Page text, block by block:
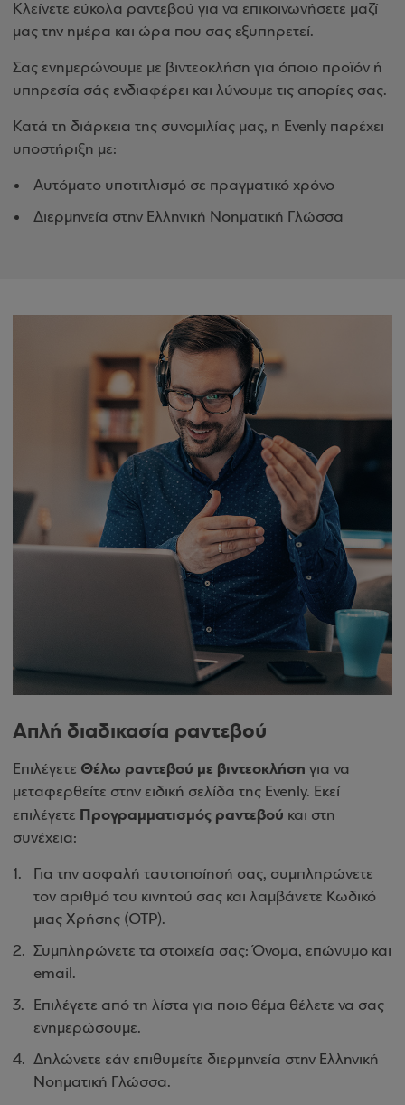
Κλείνετε εύκολα ραντεβού για να επικοινωνήσετε μαζί
μας την ημέρα και ώρα που σας εξυπηρετεί.
Σας ενημερώνουμε με βιντεοκλήση για όποιο προϊόν ή
υπηρεσία σάς ενδιαφέρει και λύνουμε τις απορίες σας.
Κατά τη διάρκεια της συνομιλίας μας, η Evenly παρέχει
υποστήριξη με:
Αυτόματο υποτιτλισμό σε πραγματικό χρόνο
Διερμηνεία στην Ελληνική Νοηματική Γλώσσα
Απλή διαδικασία ραντεβού
Επιλέγετε Θέλω ραντεβού με βιντεοκλήση για να
μεταφερθείτε στην ειδική σελίδα της Evenly. Εκεί
επιλέγετε Προγραμματισμός ραντεβού και στη
συνέχεια:
Για την ασφαλή ταυτοποίησή σας, συμπληρώνετε
τον αριθμό του κινητού σας και λαμβάνετε Κωδικό
μιας Χρήσης (OTP).
Συμπληρώνετε τα στοιχεία σας: Όνομα, επώνυμο και
email.
Επιλέγετε από τη λίστα για ποιο θέμα θέλετε να σας
ενημερώσουμε.
Δηλώνετε εάν επιθυμείτε διερμηνεία στην Ελληνική
Νοηματική Γλώσσα.